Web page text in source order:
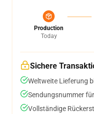
Production
Today
Sichere
Weltweite Lieferung
Sendungsnummer
Vollständige